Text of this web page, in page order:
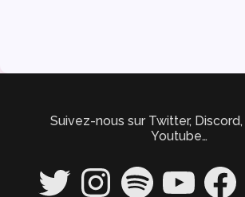
Suivez-nous sur Twitter,
Youtube…
Twitter InstagramSpotify YouTube